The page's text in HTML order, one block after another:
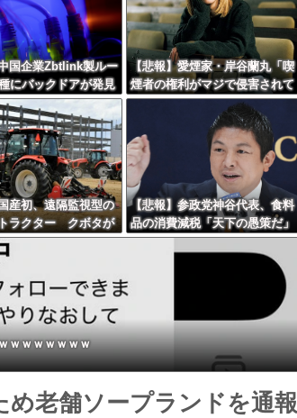
し＝韓国の反応
ル！！
Powered by livedoor 相互RSS
国企業Zbtlink製ルー
にバックドアが発見
ｗｗｗｗｗｗｗ
【悲報】愛煙家・岸谷蘭丸「喫
煙者の権利がマジで侵害されて
る」と私見 「いくら税金を
我々が払ってるんだと」
産初、遠隔監視型の
ラクター クボタが
！！！
【悲報】参政党神谷代表、食料
品の消費減税「天下の愚策だ」
と批判ｗｗｗｗｗｗｗｗｗｗｗ
ｗｗｗｗｗｗｗ
め老舗ソープランドを通報